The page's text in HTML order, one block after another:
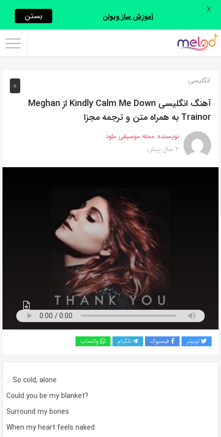
اشتراک
با
روش‌های
زیر
این
صفحه
را
0 انگلیسی
آهنگ انگلیسی Kindly Calm Me Down از Meghan
Trainor به همراه متن و ترجمه مجزا
نویسنده: مجله موسیقی ملود
2 سال پیش
توییتر فیسبوک تلگرام واتساپ
… So cold, alone
Could you be my blanket?
Surround my bones
When my heart feels naked
آموزش ساز ویولن بستن X